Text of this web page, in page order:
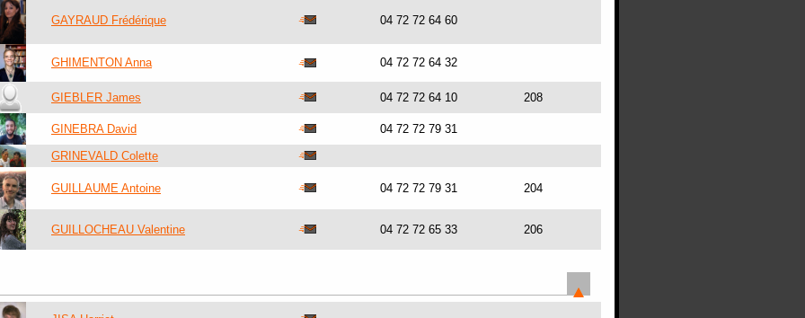
GAYRAUD Frédérique 04 72 72 64 60
GHIMENTON Anna 04 72 72 64 32
GIEBLER James 04 72 72 64 10 208
GINEBRA David
04 72 72 79 31
GRINEVALD Colette
GUILLAUME Antoine 04 72 72 79 31 204
GUILLOCHEAU Valentine 04 72 72 65 33 206